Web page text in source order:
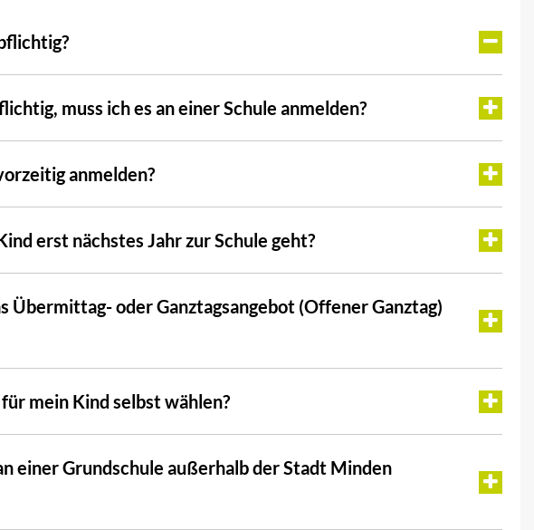
muss ich es an einer Schule anmelden?
anmelden?
erst nächstes Jahr zur Schule geht?
Übermittag- oder Ganztagsangebot (Offener Ganztag)
mein Kind selbst wählen?
einer Grundschule außerhalb der Stadt Minden